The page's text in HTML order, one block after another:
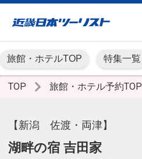
旅館・ホテルTOP 特集一覧
TOP 旅館・ホテル予約TOP
【新潟 佐渡・両津】
湖畔の宿 吉田家